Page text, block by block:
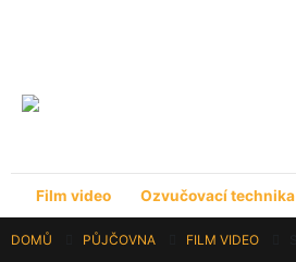
Film video Ozvučovací technika
DOMŮ PŮJČOVNA FILM VIDEO